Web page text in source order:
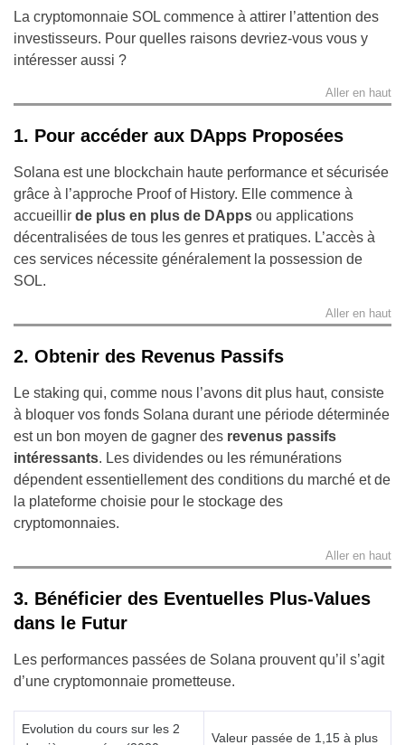
La cryptomonnaie SOL commence à attirer l’attention des
investisseurs. Pour quelles raisons devriez-vous vous y
intéresser aussi ?
Aller en haut
1. Pour accéder aux DApps Proposées
Solana est une blockchain haute performance et sécurisée
grâce à l’approche Proof of History. Elle commence à
accueillir de plus en plus de DApps ou applications
décentralisées de tous les genres et pratiques. L’accès à
ces services nécessite généralement la possession de
SOL.
Aller en haut
2. Obtenir des Revenus Passifs
Le staking qui, comme nous l’avons dit plus haut, consiste
à bloquer vos fonds Solana durant une période déterminée
est un bon moyen de gagner des revenus passifs
intéressants. Les dividendes ou les rémunérations
dépendent essentiellement des conditions du marché et de
la plateforme choisie pour le stockage des
cryptomonnaies.
Aller en haut
3. Bénéficier des Eventuelles Plus-Values
dans le Futur
Les performances passées de Solana prouvent qu’il s’agit
d’une cryptomonnaie prometteuse.
Evolution du cours sur les 2
Valeur passée de 1,15 à plus